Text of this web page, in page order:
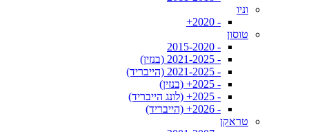
וניו
- 2020+
טוסון
- 2015-2020
- 2021-2025 (בנזין)
- 2021-2025 (הייבריד)
- 2025+ (בנזין)
- 2025+ (לונג הייבריד)
- 2026+ (הייבריד)
טראקן